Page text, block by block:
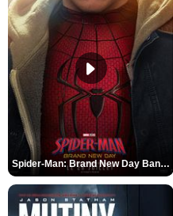
Spider-Man: Brand New Day Bande-annonce VO STFR